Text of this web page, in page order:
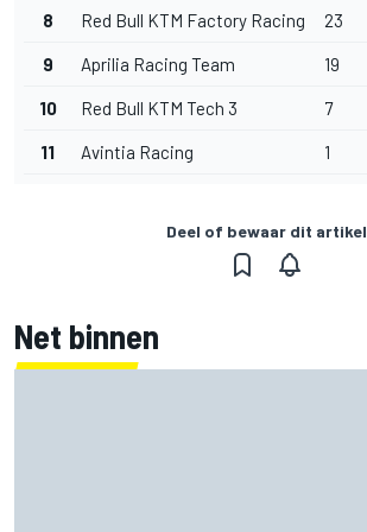
8 Red Bull KTM Factory Racing 23
9 Aprilia Racing Team 19
10 Red Bull KTM Tech 3 7
11 Avintia Racing 1
Deel of bewaar dit artikel
Net binnen